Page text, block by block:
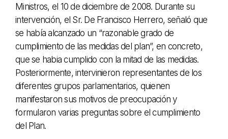
Ministros, el 10 de diciembre de 2008. Durante su
intervención, el Sr. De Francisco Herrero, señaló que
se había alcanzado un “razonable grado de
cumplimiento de las medidas del plan”, en concreto,
que se habia cumplido con la mitad de las medidas.
Posteriormente, intervinieron representantes de los
diferentes grupos parlamentarios, quienen
manifestaron sus motivos de preocupación y
formularon varias preguntas sobre el cumplimiento
del Plan.